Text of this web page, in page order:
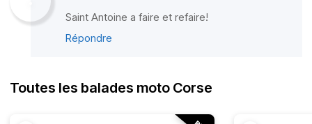
Saint Antoine a faire et refaire!
Répondre
Toutes les balades moto Corse